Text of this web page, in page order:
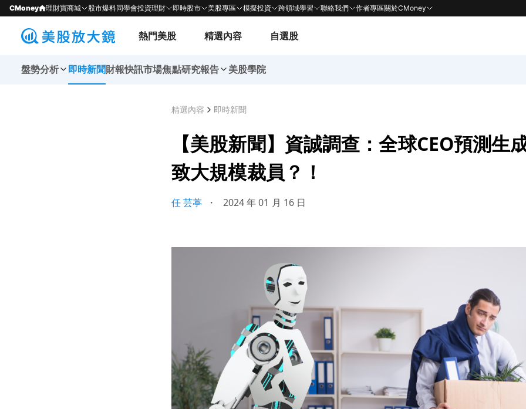
CMoney 理財寶商城 股市爆料同學會投資理財 即時股市 美股專區 模擬投資 跨領域學習 聯絡我們 作者專區關於CMoney
熱門美股 精選內容 自選股
盤勢分析 即時新聞財報快訊市場焦點研究報告 美股學院
精選內容 即時新聞
【美股新聞】資誠調查：全球CEO預測生
致大規模裁員？！
任 芸葶 ・ 2024 年 01 月 16 日